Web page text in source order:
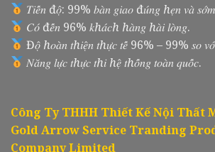
𝑇𝑖𝑒̂́𝑛 đ𝑜̣̂: 99% 𝑏𝑎̀𝑛 𝑔𝑖𝑎𝑜 đ𝑢́𝑛𝑔 ℎ𝑒̣𝑛 𝑣𝑎̀
𝐶𝑜́ đ𝑒̂́𝑛 96% 𝑘ℎ𝑎́𝑐ℎ ℎ𝑎̀𝑛𝑔 ℎ𝑎̀𝑖 𝑙𝑜̀𝑛𝑔.
Đ𝑜̣̂ ℎ𝑜𝑎̀𝑛 𝑡ℎ𝑖𝑒̣̂𝑛 𝑡ℎ𝑢̛̣𝑐 𝑡𝑒̂́ 96% – 99% 𝑠𝑜
𝑁𝑎̆𝑛𝑔 𝑙𝑢̛̣𝑐 𝑡ℎ𝑢̛̣𝑐 𝑡ℎ𝑖 ℎ𝑒̣̂ 𝑡ℎ𝑜̂́𝑛𝑔 𝑡𝑜𝑎̀𝑛 𝑞𝑢𝑜̂́𝑐.
Công Ty THHH Thiết Kế Nội Thất
Gold Arrow Service Tranding
Company Limited